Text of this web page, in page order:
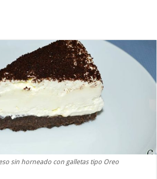
sin horneado con galletas tipo Oreo